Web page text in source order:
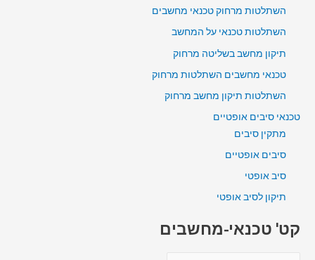
השתלטות מרחוק טכנאי מחשבים
השתלטות טכנאי על המחשב
תיקון מחשב בשליטה מרחוק
טכנאי מחשבים השתלטות מרחוק
השתלטות תיקון מחשב מרחוק
טכנאי סיבים אופטיים
מתקין סיבים
סיבים אופטיים
סיב אופטי
תיקון לסיב אופטי
קט' טכנאי-מחשבים